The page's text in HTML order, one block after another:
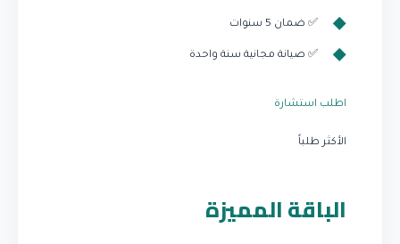
✅ ضمان 5 سنوات
✅ صيانة مجانية سنة واحدة
اطلب استشارة
الأكثر طلباً
الباقة المميزة